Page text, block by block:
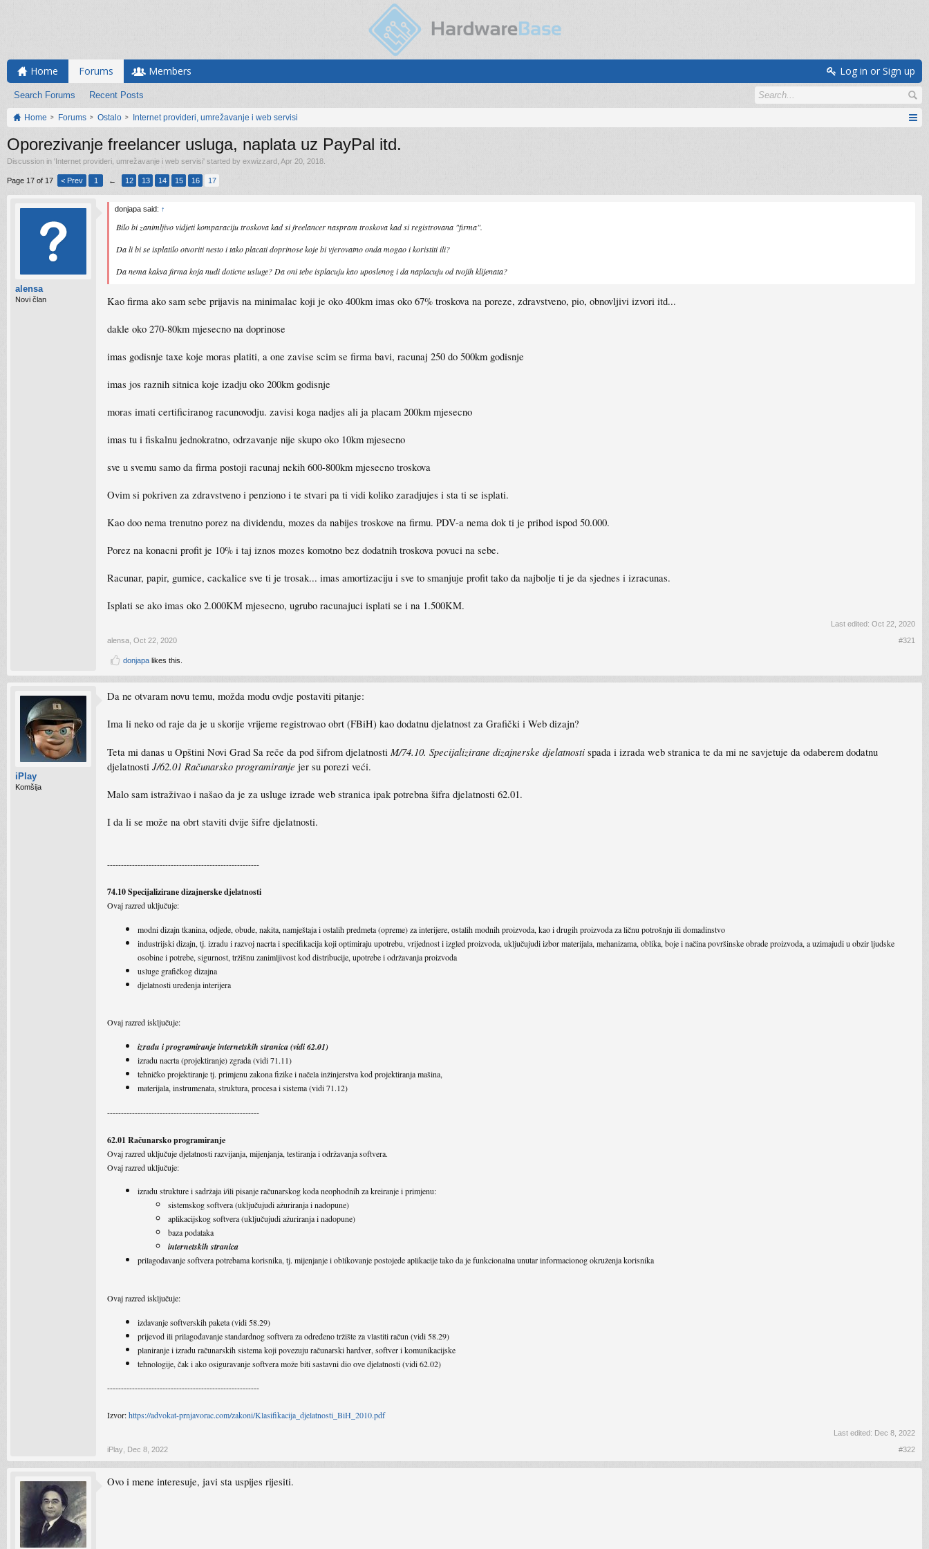
Home Forums
Search Forums Recent Posts
Members Log in or Sign up
Home Forums Ostalo Internet provideri, umrežavanje i web servisi
Oporezivanje freelancer usluga, naplata uz PayPal itd.
Discussion in 'Internet provideri, umrežavanje i web servisi' started by exwizzard Apr 20, 2018
Page 17 of 17 < Prev 1 ← 12 13 14 15 16 17
alensa
Novi član
donjapa said: ↑
Bilo bi zanimljivo vidjeti komparaciju troskova kad si freelancer naspram troskova kad si registrovana "firma".
Da li bi se isplatilo otvoriti nesto i tako placati doprinose koje bi vjerovatno onda mogao i koristiti ili?
Da nema kakva firma koja nudi doticne usluge? Da oni tebe isplacuju kao uposlenog i da naplacuju od tvojih klijenata?
Kao firma ako sam sebe prijavis na minimalac koji je oko 400km imas oko 67% troskova na poreze, zdravstveno, pio, obnovljivi izvori itd...
dakle oko 270-80km mjesecno na doprinose
imas godisnje taxe koje moras platiti, a one zavise scim se firma bavi, racunaj 250 do 500km godisnje
imas jos raznih sitnica koje izadju oko 200km godisnje
moras imati certificiranog racunovodju. zavisi koga nadjes ali ja placam 200km mjesecno
imas tu i fiskalnu jednokratno, odrzavanje nije skupo oko 10km mjesecno
sve u svemu samo da firma postoji racunaj nekih 600-800km mjesecno troskova
Ovim si pokriven za zdravstveno i penziono i te stvari pa ti vidi koliko zaradjujes i sta ti se isplati.
Kao doo nema trenutno porez na dividendu, mozes da nabijes troskove na firmu. PDV-a nema dok ti je prihod ispod 50.000.
Porez na konacni profit je 10% i taj iznos mozes komotno bez dodatnih troskova povuci na sebe.
Racunar, papir, gumice, cackalice sve ti je trosak... imas amortizaciju i sve to smanjuje profit tako da najbolje ti je da sjednes i izracunas.
Isplati se ako imas oko 2.000KM mjesecno, ugrubo racunajuci isplati se i na 1.500KM.
Last edited: Oct 22, 2020
alensa Oct 22, 2020 #321
donjapa likes this.
iPlay
Komšija
Da ne otvaram novu temu, možda modu ovdje postaviti pitanje:
Ima li neko od raje da je u skorije vrijeme registrovao obrt (FBiH) kao dodatnu djelatnost za Grafički i Web dizajn?
Teta mi danas u Opštini Novi Grad Sa reče da pod šifrom djelatnosti M/74.10. Specijalizirane dizajnerske djelatnosti spada i izrada web stranica te da mi ne savjetuje da odaberem dodatnu
djelatnosti J/62.01 Računarsko programiranje jer su porezi veći.
Malo sam istraživao i našao da je za usluge izrade web stranica ipak potrebna šifra djelatnosti 62.01.
I da li se može na obrt staviti dvije šifre djelatnosti.
-------------------------------------------------------
74.10 Specijalizirane dizajnerske djelatnosti
Ovaj razred uključuje:
modni dizajn tkanina, odjede, obude, nakita, namještaja i ostalih predmeta (opreme) za interijere, ostalih modnih proizvoda, kao i drugih proizvoda za ličnu potrošnju ili domadinstvo
industrijski dizajn, tj. izradu i razvoj nacrta i specifikacija koji optimiraju upotrebu, vrijednost i izgled proizvoda, uključujudi izbor materijala, mehanizama, oblika, boje i načina površinske obrade proizvoda, a uzimajudi u obzir ljudske
osobine i potrebe, sigurnost, tržišnu zanimljivost kod distribucije, upotrebe i održavanja proizvoda
usluge grafičkog dizajna
djelatnosti uređenja interijera
Ovaj razred isključuje:
izradu i programiranje internetskih stranica (vidi 62.01)
izradu nacrta (projektiranje) zgrada (vidi 71.11)
tehničko projektiranje tj. primjenu zakona fizike i načela inžinjerstva kod projektiranja mašina,
materijala, instrumenata, struktura, procesa i sistema (vidi 71.12)
-------------------------------------------------------
62.01 Računarsko programiranje
Ovaj razred uključuje djelatnosti razvijanja, mijenjanja, testiranja i održavanja softvera.
Ovaj razred uključuje:
izradu strukture i sadržaja i/ili pisanje računarskog koda neophodnih za kreiranje i primjenu:
sistemskog softvera (uključujudi ažuriranja i nadopune)
aplikacijskog softvera (uključujudi ažuriranja i nadopune)
baza podataka
internetskih stranica
prilagođavanje softvera potrebama korisnika, tj. mijenjanje i oblikovanje postojede aplikacije tako da je funkcionalna unutar informacionog okruženja korisnika
Ovaj razred isključuje:
izdavanje softverskih paketa (vidi 58.29)
prijevod ili prilagođavanje standardnog softvera za određeno tržište za vlastiti račun (vidi 58.29)
planiranje i izradu računarskih sistema koji povezuju računarski hardver, softver i komunikacijske
tehnologije, čak i ako osiguravanje softvera može biti sastavni dio ove djelatnosti (vidi 62.02)
-------------------------------------------------------
Izvor:https://advokat-prnjavorac.com/zakoni/Klasifikacija_djelatnosti_BiH_2010.pdf
Last edited: Dec 8, 2022
iPlay Dec 8, 2022 #322
Ovo i mene interesuje, javi sta uspijes rijesiti.